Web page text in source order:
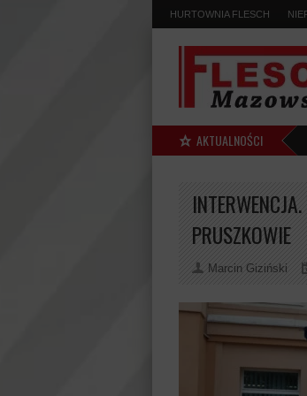
HURTOWNIA FLESCH
AKTUALNOŚCI
PRUSZKOWIE
Marcin Giziński